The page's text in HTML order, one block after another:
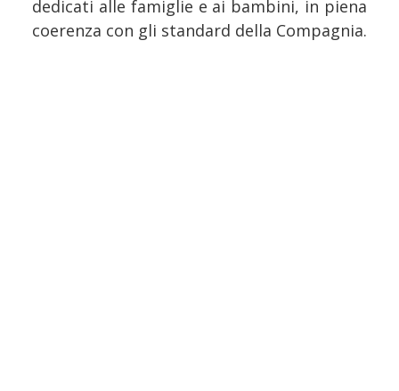
dedicati alle famiglie e ai bambini, in piena
coerenza con gli standard della Compagnia.